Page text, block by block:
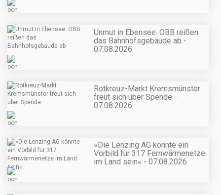
Unmut in Ebensee: ÖBB reißen
das Bahnhofsgebäude ab -
07.08.2026
Rotkreuz-Markt Kremsmünster
freut sich über Spende -
07.08.2026
»Die Lenzing AG könnte ein
Vorbild für 317 Fernwärmenetze
im Land sein« - 07.08.2026